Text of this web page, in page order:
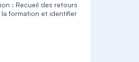
: Recueil des retours
formation et identifier